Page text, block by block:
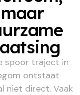
maar
spoor traject in
ontstaat
niet direct. Vaak